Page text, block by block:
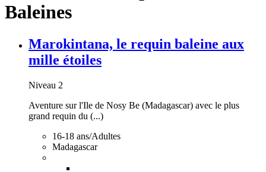
Baleines
Marokintana, le requin baleine aux
mille étoiles
Niveau 2
Aventure sur l'Ile de Nosy Be (Madagascar) avec le plus
grand requin du (...)
16-18 ans/Adultes
Madagascar